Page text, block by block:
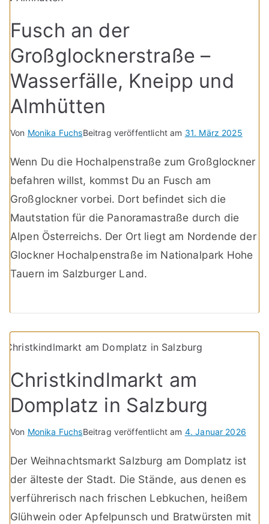
Fusch an der
Großglocknerstraße –
Wasserfälle, Kneipp und
Almhütten
Von Monika FuchsBeitrag veröffentlicht am 31. März 2025
Wenn Du die Hochalpenstraße zum Großglockner
befahren willst, kommst Du an Fusch am
Großglockner vorbei. Dort befindet sich die
Mautstation für die Panoramastraße durch die
Alpen Österreichs. Der Ort liegt am Nordende der
Glockner Hochalpenstraße im Nationalpark Hohe
Tauern im Salzburger Land.
Christkindlmarkt am
Domplatz in Salzburg
Von Monika FuchsBeitrag veröffentlicht am 4. Januar 2026
Der Weihnachtsmarkt Salzburg am Domplatz ist
der älteste der Stadt. Die Stände, aus denen es
verführerisch nach frischen Lebkuchen, heißem
Glühwein oder Apfelpunsch und Bratwürsten mit